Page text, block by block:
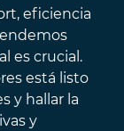
eficiencia
es crucial.
está listo
y hallar la
y